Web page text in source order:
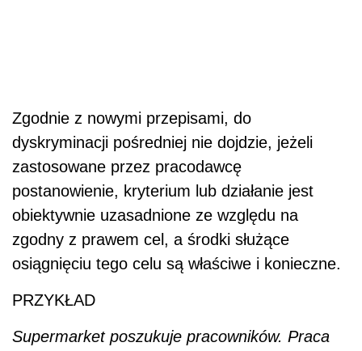
Zgodnie z nowymi przepisami, do
dyskryminacji pośredniej nie dojdzie, jeżeli
zastosowane przez pracodawcę
postanowienie, kryterium lub działanie jest
obiektywnie uzasadnione ze względu na
zgodny z prawem cel, a środki służące
osiągnięciu tego celu są właściwe i konieczne.
PRZYKŁAD
Supermarket poszukuje pracowników. Praca